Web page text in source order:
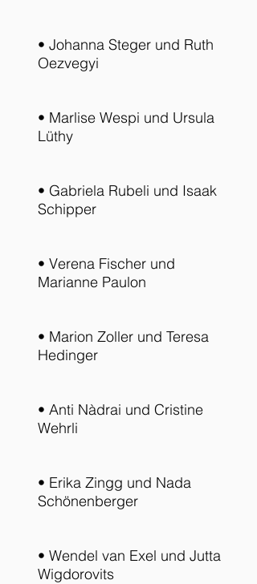
• Johanna Steger und Ruth
Oezvegyi
• Marlise Wespi und Ursula
Lüthy
• Gabriela Rubeli und Isaak
Schipper
• Verena Fischer und
Marianne Paulon
• Marion Zoller und Teresa
Hedinger
• Anti Nàdrai und Cristine
Wehrli
• Erika Zingg und Nada
Schönenberger
• Wendel van Exel und Jutta
Wigdorovits